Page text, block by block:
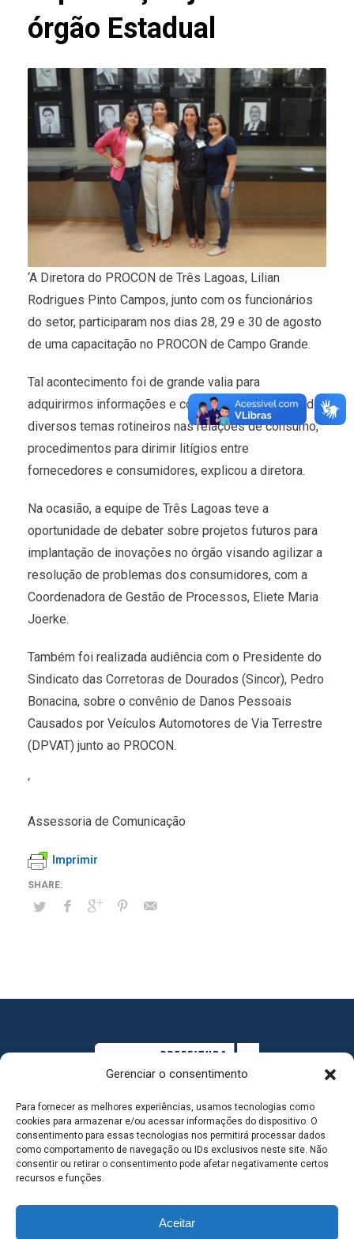
Gerenciar o consentimento
Para fornecer as melhores experiências, usamos tecnologias como
cookies para armazenar e/ou acessar informações do dispositivo. O
consentimento para essas tecnologias nos permitirá processar dados
como comportamento de navegação ou IDs exclusivos neste site. Não
consentir ou retirar o consentimento pode afetar negativamente certos
recursos e funções.
Aceitar
órgão Estadual
‘A Diretora do PROCON de Três Lagoas, Lilian
Rodrigues Pinto Campos, junto com os funcionários
do setor, participaram nos dias 28, 29 e 30 de agosto
de uma capacitação no PROCON de Campo Grande.
Tal acontecimento foi de grande valia para
adquirirmos informações e conhecimentos acerca de
diversos temas rotineiros nas relações de consumo,
procedimentos para dirimir litígios entre
fornecedores e consumidores, explicou a diretora.
Na ocasião, a equipe de Três Lagoas teve a
oportunidade de debater sobre projetos futuros para
implantação de inovações no órgão visando agilizar a
resolução de problemas dos consumidores, com a
Coordenadora de Gestão de Processos, Eliete Maria
Joerke.
Também foi realizada audiência com o Presidente do
Sindicato das Corretoras de Dourados (Sincor), Pedro
Bonacina, sobre o convênio de Danos Pessoais
Causados por Veículos Automotores de Via Terrestre
(DPVAT) junto ao PROCON.
‘
Assessoria de Comunicação
Imprimir
MAPA DO SITE